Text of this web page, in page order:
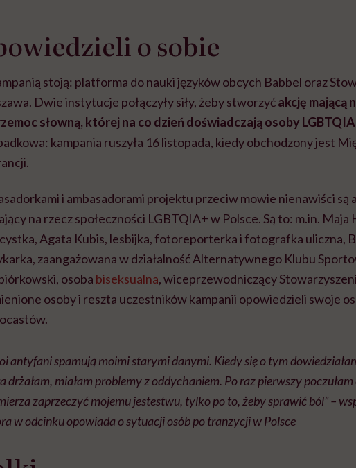
o sobie
stoją: platforma do nauki języków obcych Babbel oraz
Dwie instytucje połączyły siły, żeby stworzyćakcję mającą
słowną, której na co dzień doświadczają osoby
kampania ruszyła 16 listopada, kiedy obchodzony jest
i ambasadorami projektu przeciw mowie nienawiści
na rzecz społeczności LGBTQIA+ w Polsce. Są to: m.in.
Agata Kubis, lesbijka, fotoreporterka i fotografka uliczna,
zaangażowana w działalność Alternatywnego Klubu
osoba biseksualna, wiceprzewodniczący
osoby i reszta uczestników kampanii opowiedzieli swoje
antyfani spamują moimi starymi danymi. Kiedy się o tym
drżałam, miałam problemy z oddychaniem. Po raz pierwszy
zaprzeczyć mojemu jestestwu, tylko po to, żeby sprawić ból” –
w odcinku opowiada o sytuacji osób po tranzycji w Polsce